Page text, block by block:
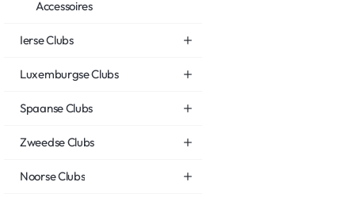
Accessoires
Ierse Clubs
Luxemburgse Clubs
Spaanse Clubs
Zweedse Clubs
Noorse Clubs